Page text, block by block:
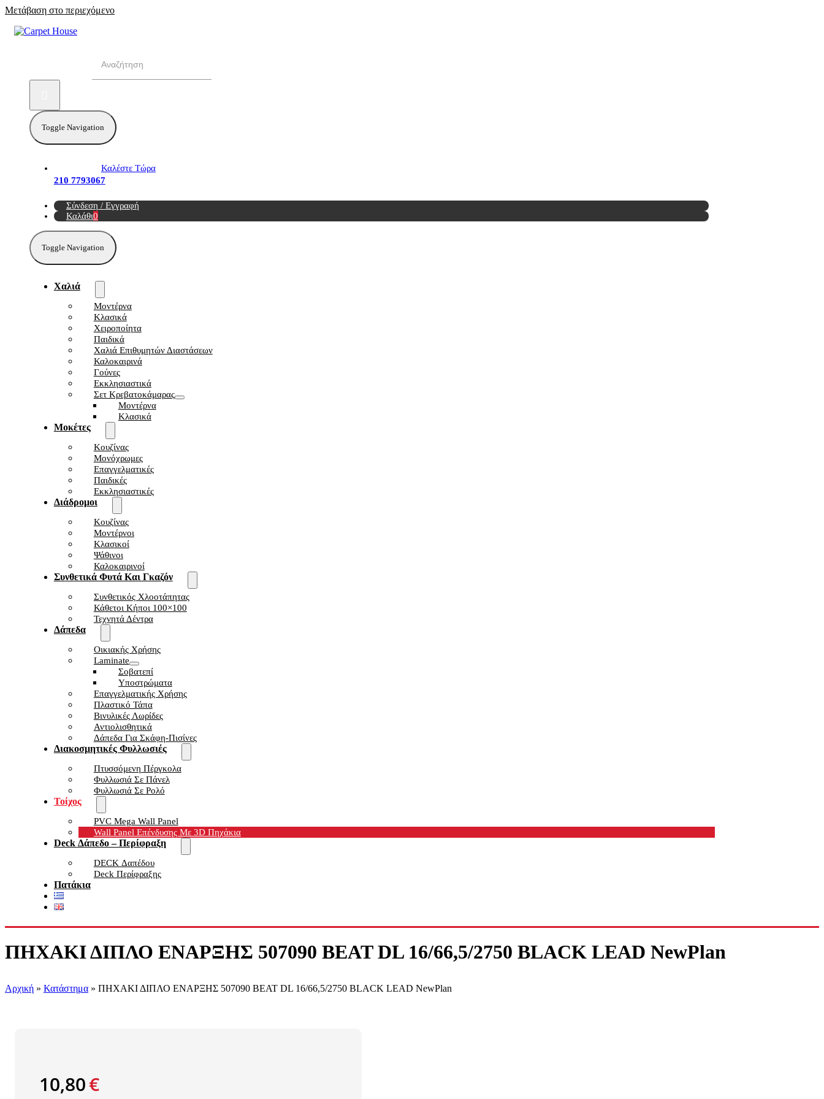
Μετάβαση στο περιεχόμενο
Toggle Navigation
Καλέστε Τώρα
210 7793067
Σύνδεση / Εγγραφή
Καλάθι0
Toggle Navigation
Χαλιά
Μοντέρνα
Κλασικά
Χειροποίητα
Παιδικά
Χαλιά Επιθυμητών Διαστάσεων
Καλοκαιρινά
Γούνες
Εκκλησιαστικά
Σετ Κρεβατοκάμαρας
Μοντέρνα
Κλασικά
Μοκέτες
Κουζίνας
Μονόχρωμες
Επαγγελματικές
Παιδικές
Εκκλησιαστικές
Διάδρομοι
Κουζίνας
Μοντέρνοι
Κλασικοί
Ψάθινοι
Καλοκαιρινοί
Συνθετικά Φυτά Και Γκαζόν
Συνθετικός Χλοοτάπητας
Κάθετοι Κήποι 100×100
Τεχνητά Δέντρα
Δάπεδα
Οικιακής Χρήσης
Laminate
Σοβατεπί
Υποστρώματα
Επαγγελματικής Χρήσης
Πλαστικό Τάπα
Βινυλικές Λωρίδες
Αντιολισθητικά
Δάπεδα Για Σκάφη-Πισίνες
Διακοσμητικές Φυλλωσιές
Πτυσσόμενη Πέργκολα
Φυλλωσιά Σε Πάνελ
Φυλλωσιά Σε Ρολό
Τοίχος
PVC Mega Wall Panel
Wall Panel Επένδυσης Με 3D Πηχάκια
Deck Δάπεδο – Περίφραξη
DECK Δαπέδου
Deck Περίφραξης
Πατάκια
ΠΗΧΑΚΙ ΔΙΠΛΟ ΕΝΑΡΞΗΣ 507090 BEAT DL 16/66,5/2750 BLACK LEAD NewPlan
Αρχική » Κατάστημα » ΠΗΧΑΚΙ ΔΙΠΛΟ ΕΝΑΡΞΗΣ 507090 BEAT DL 16/66,5/2750 BLACK LEAD NewPlan
10,80€